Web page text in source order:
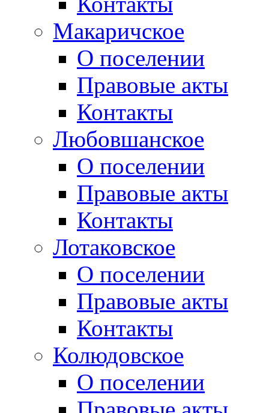
Макаричское
О поселении
Правовые акты
Контакты
Любовшанское
О поселении
Правовые акты
Контакты
Лотаковское
О поселении
Правовые акты
Контакты
Колюдовское
О поселении